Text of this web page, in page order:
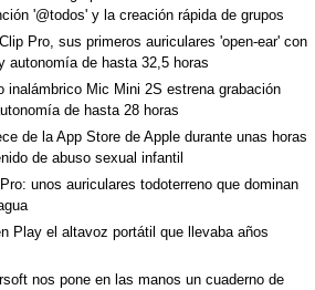
'@todos' y la creación rápida de grupos
Pro, sus primeros auriculares 'open-ear' con
autonomía de hasta 32,5 horas
inalámbrico Mic Mini 2S estrena grabación
de hasta 28 horas
de la App Store de Apple durante unas horas
de abuso sexual infantil
unos auriculares todoterreno que dominan
Play el altavoz portátil que llevaba años
nos pone en las manos un cuaderno de